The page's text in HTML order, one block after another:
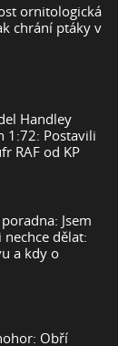
ornitologická
chrání ptáky v
Handley
1:72: Postavili
RAF od KP
Jsem
dělat:
a kdy o
Obří